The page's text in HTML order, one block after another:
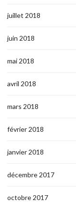
juillet 2018
juin 2018
mai 2018
avril 2018
mars 2018
février 2018
janvier 2018
décembre 2017
octobre 2017